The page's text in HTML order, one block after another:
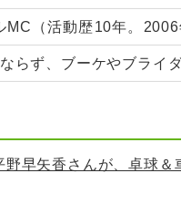
MC（活動歴10年。
らず、ブーケやブライ
野早矢香さんが、卓球